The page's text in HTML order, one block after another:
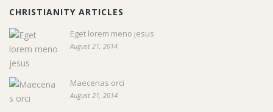
CHRISTIANITY ARTICLES
Eget lorem meno jesus
August 21, 2014
Maecenas orci
August 21, 2014